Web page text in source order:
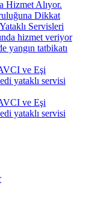
Hizmet Alıyor.
Dikkat
Servisleri
hizmet veriyor
yangın tatbikatı
ve Eşi
yataklı servisi
ve Eşi
yataklı servisi